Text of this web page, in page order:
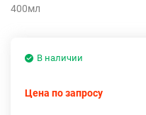
400мл
В наличии
Цена по запросу